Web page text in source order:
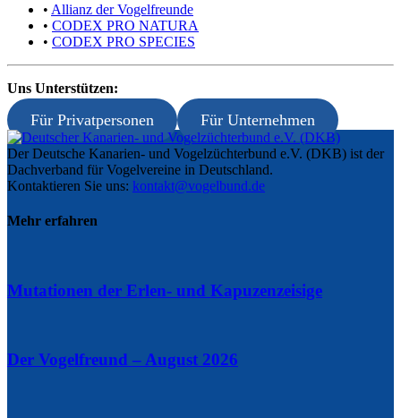
• Allianz der Vogelfreunde
• CODEX PRO NATURA
• CODEX PRO SPECIES
Uns Unterstützen:
Für Privatpersonen Für Unternehmen
Der Deutsche Kanarien- und Vogelzüchterbund e.V. (DKB) ist der
Dachverband für Vogelvereine in Deutschland.
Kontaktieren Sie uns: kontakt@vogelbund.de
Mehr erfahren
Mutationen der Erlen- und Kapuzenzeisige
Der Vogelfreund – August 2026